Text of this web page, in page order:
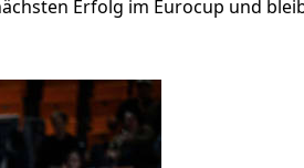
Erfolg im Eurocup und